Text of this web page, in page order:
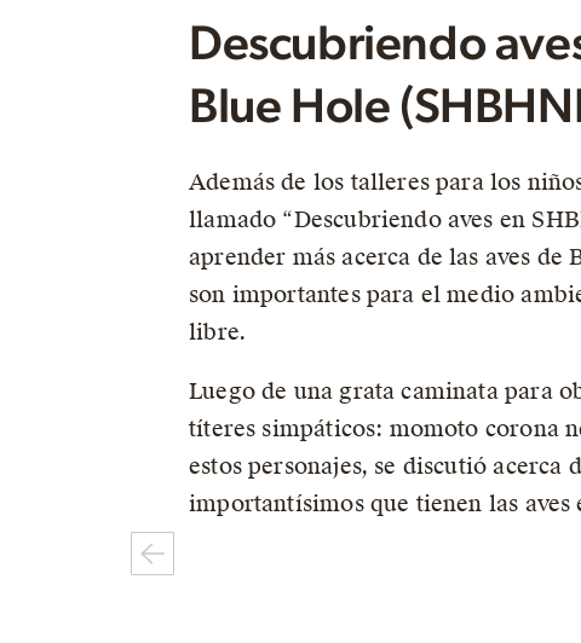
Descubriendo
Blue Hole
Además de los talleres para los
llamado “Descubriendo aves en
aprender más acerca de las aves de
son importantes para el medio
libre.
Luego de una grata caminata para
títeres simpáticos: momoto corona
estos personajes, se discutió
importantísimos que tienen las aves